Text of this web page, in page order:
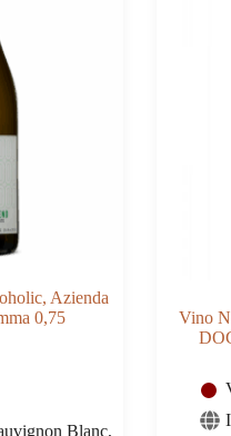
Azienda
0,75
Blanc,
Vino